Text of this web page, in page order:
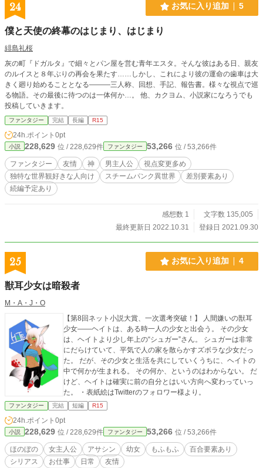
24 お気に入り追加 5
僕と天使の終幕のはじまり、はじまり
緋島礼桜
灰の町『ドガルタ』で細々とパン屋を営む青年エスタ。そんな彼はある日、親友
のルイスと８年ぶりの再会を果たす……しかし、これにより彼の運命の歯車は大
きく廻り始めることとなる―――三人称、回想、手記、報告書。様々な視点で巡
る物語。その最後に待つのは一体何か…。 他、カクヨム、小説家になろうでも
投稿していきます。
ファンタジー 完結 長編 R15
24h.ポイント 0pt
小説 228,629 位 / 228,629件 ファンタジー 53,266 位 / 53,266件
ファンタジー 友情 神 男主人公
視点変更多め
独特な世界観好きな人向け
スチームパンク異世界
差別要素あり
続編予定あり
感想数 1
文字数 135,005
最終更新日 2022.10.31
登録日 2021.09.30
25 お気に入り追加 4
獣耳少女は暗殺者
M・A・J・O
【第8回ネット小説大賞、一次選考突破！】 人間嫌いの獣耳
少女――ヘイトは、ある時一人の少女と出会う。 その少女
は、ヘイトより少し年上の“シュガー”さん。 シュガーは非常
にだらけていて、平気で人の家を散らかすズボラな少女だっ
た。 だが、その少女と生活を共にしていくうちに、ヘイトの
中で何かが生まれる。 その何か、というのはわからない。 だ
けど、ヘイトは確実に前の自分とはいい方向へ変わっていっ
た。 ・表紙絵はTwitterのフォロワー様より。
ファンタジー 完結 短編 R15
24h.ポイント 0pt
小説 228,629 位 / 228,629件 ファンタジー 53,266 位 / 53,266件
ほのぼの 女主人公 アサシン 幼女 もふもふ
百合要素あり
シリアス
お仕事 日常 友情